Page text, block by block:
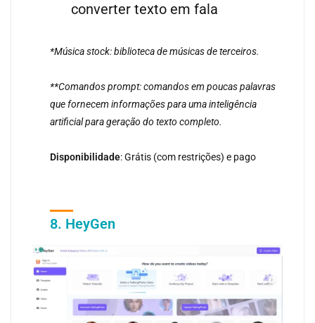
converter texto em fala
*Música stock: biblioteca de músicas de terceiros.
**Comandos prompt: comandos em poucas palavras
que fornecem informações para uma inteligência
artificial para geração do texto completo.
Disponibilidade: Grátis (com restrições) e pago
8. HeyGen